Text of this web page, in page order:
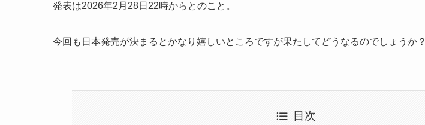
発表は2026年2月28日22時からとのこと。
今回も日本発売が決まるとかなり嬉しいところですが果たしてどうなるのでしょうか？
目次